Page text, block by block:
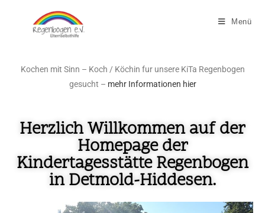
Menü
Kochen mit Sinn – Koch / Köchin fur unsere KiTa Regenbogen
gesucht – mehr Informationen hier
Herzlich Willkommen auf der
Homepage der
Kindertagesstätte Regenbogen
in Detmold-Hiddesen.